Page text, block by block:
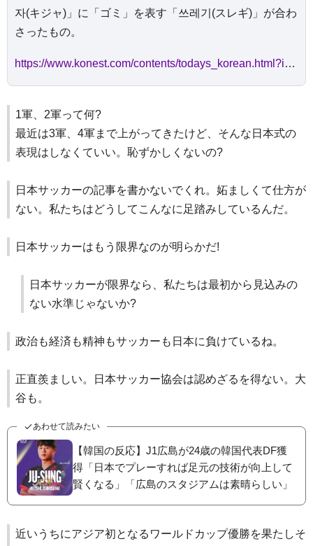
자(キジャ)」に「ゴミ」を表す「쓰레기(スレギ)」が合わ
さったもの。
https://www.konest.com/contents/todays_korean.html?id=18089
1軍、2軍って何?
最近は3軍、4軍まで上がってきたけど、そんな日本式の
表現はしなくていい。恥ずかしくないの?
日本サッカーの記事を書かないでくれ。妬ましくて仕方が
ない。私たちはどうしてこんなに足踏みしているんだ。
日本サッカーはもう限界なのが明らかだ!
日本サッカーが限界なら、私たちは最初から見込みの
ない水準じゃないか?
政治も経済も精神もサッカーも日本に負けているね。
正直羨ましい。日本サッカー協会は認めざるを得ない。大
谷も。
あわせて読みたい
【韓国の反応】J1広島が24歳の韓国代表DF獲
得「日本でプレーすれば足元の技術が向上して
賢くなる」「広島のスタジアムは素晴らしい」
近いうちにアジア初となるワールドカップ優勝を果たしそ